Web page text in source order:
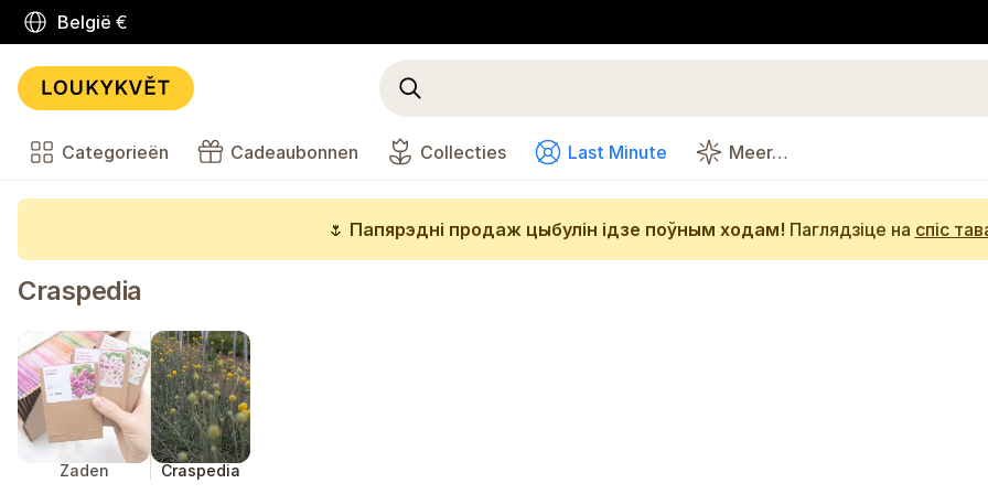
België €
Categorieën Cadeaubonnen Collecties Last Minute Meer…
🌷 Папярэдні продаж цыбулін ідзе поўным ходам! Паглядзіце на спіс
Craspedia
Zaden Craspedia